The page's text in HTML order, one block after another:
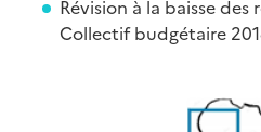
Révision à la baisse
Collectif budgétaire